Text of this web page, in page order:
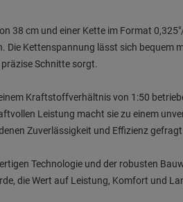
38 cm und einer Kette im Format
Die Kettenspannung lässt sich bequem
Schnitte sorgt.
Kraftstoffverhältnis von 1:50
Leistung macht sie zu einem
Zuverlässigkeit und Effizienz
Technologie und der robusten
die Wert auf Leistung, Komfort und